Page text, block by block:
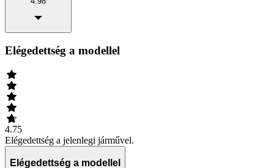
Elégedettség a modellel
4.75
Elégedettség a jelenlegi járművel.
Elégedettség a modellel